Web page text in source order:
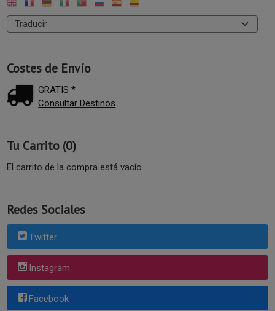
Costes de Envío
GRATIS *
Consultar Destinos
Tu Carrito (0)
El carrito de la compra está vacío
Redes Sociales
Twitter
Instagram
Facebook